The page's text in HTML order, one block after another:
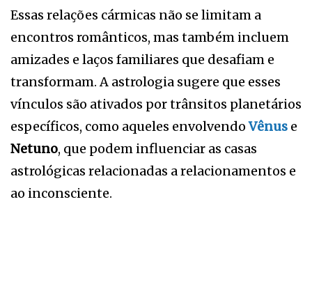
Essas relações cármicas não se limitam a
encontros românticos, mas também incluem
amizades e laços familiares que desafiam e
transformam. A astrologia sugere que esses
vínculos são ativados por trânsitos planetários
específicos, como aqueles envolvendoVênus e
Netuno, que podem influenciar as casas
astrológicas relacionadas a relacionamentos e
ao inconsciente.